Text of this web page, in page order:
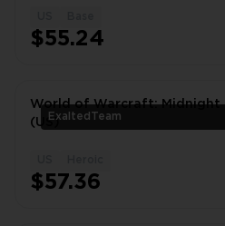
$55.24
ExaltedTeam
World of Warcraft: Midnight – Heroic Edition
(US)
$57.36